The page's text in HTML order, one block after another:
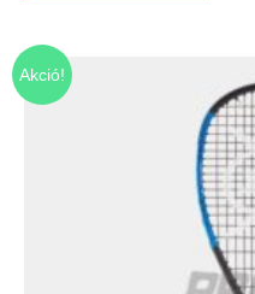
Akció!